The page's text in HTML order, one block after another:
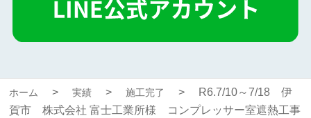
ホーム 実績 施工完了
R6.7/10～7/18 伊
賀市 株式会社 富士工業所様 コンプレッサー室遮熱工事